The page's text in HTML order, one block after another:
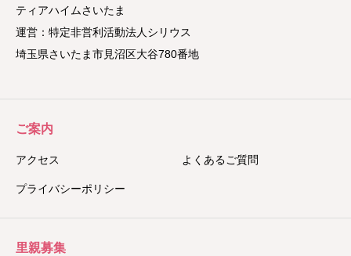
ティアハイムさいたま
運営：特定非営利活動法人シリウス
埼玉県さいたま市見沼区大谷780番地
ご案内
アクセス よくあるご質問
プライバシーポリシー
里親募集